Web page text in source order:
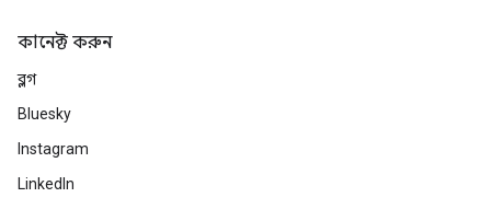
কানেক্ট করুন
ব্লগ
Bluesky
Instagram
LinkedIn